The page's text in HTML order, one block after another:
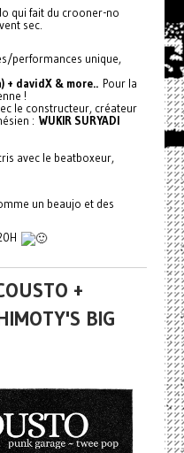
qui fait du crooner-no
sec.
performances unique,
+ davidX & more.. Pour la
!
le constructeur, créateur
: WUKIR SURYADI
avec le beatboxeur,
un beaujo et des
+
BIG